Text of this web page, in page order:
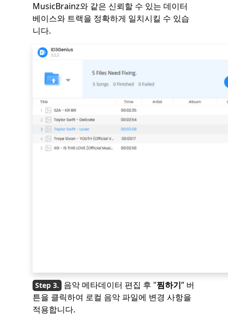
MusicBrainz와 같은 신뢰할 수 있는 데이터
베이스와 트랙을 정확하게 일치시킬 수 있습
니다.
음악 메타데이터 편집 후 "찜하기” 버
튼을 클릭하여 로컬 음악 파일에 변경 사항을
적용합니다.